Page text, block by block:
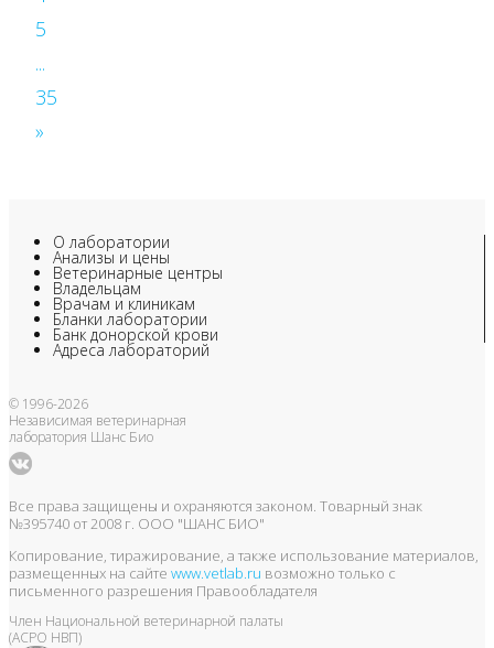
5
...
35
»
О лаборатории
Анализы и цены
Ветеринарные центры
Владельцам
Врачам и клиникам
Бланки лаборатории
Банк донорской крови
Адреса лабораторий
© 1996-2026
Независимая ветеринарная
лаборатория Шанс Био
Все права защищены и охраняются законом. Товарный знак
№395740 от 2008 г. ООО "ШАНС БИО"
Копирование, тиражирование, а также использование материалов,
размещенных на сайте www.vetlab.ru возможно только с
письменного разрешения Правообладателя
Член Национальной ветеринарной палаты
(АСРО НВП)